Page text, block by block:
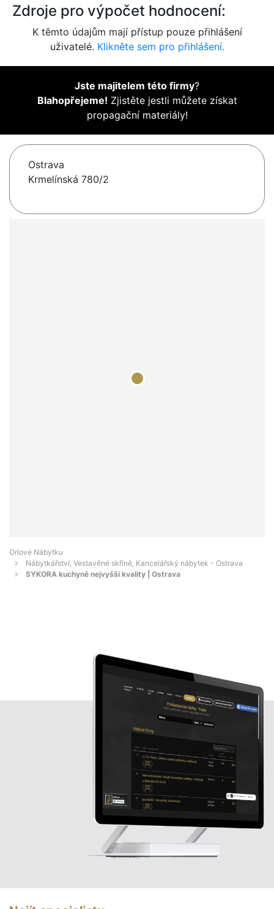
Zdroje pro výpočet hodnocení:
K těmto údajům mají přístup pouze přihlášení
uživatelé. Klikněte sem pro přihlášení.
Jste majitelem této firmy?
Blahopřejeme! Zjistěte jestli můžete získat
propagační materiály!
Ostrava
Krmelínská 780/2
Orlové Nábytku
Nábytkářství, Vestavěné skříně, Kancelářský nábytek - Ostrava
SYKORA kuchyně nejvyšší kvality | Ostrava